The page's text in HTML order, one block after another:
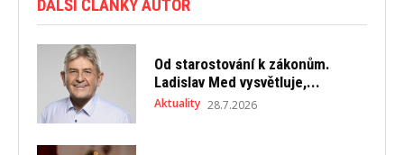
DALŠÍ ČLÁNKY AUTOR
Od starostování k zákonům.
Ladislav Med vysvětluje,...
Aktuality 28.7.2026